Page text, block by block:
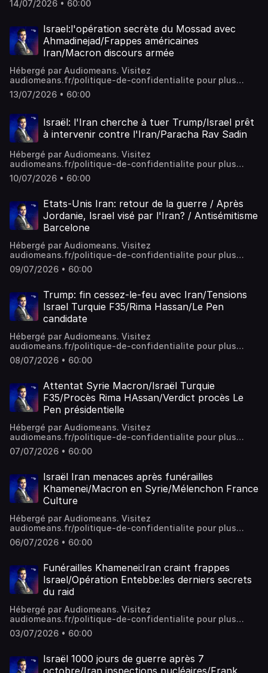
14/07/2026 • 60:00
Israel:l'opération secrète du Mossad avec
Ahmadinejad/Frappes américaines
Iran/Macron discours armée
Hébergé par Audiomeans. Visitez
audiomeans.fr/politique-de-confidentialite pour plus
d'informations.
13/07/2026 • 60:00
Israël: l'Iran cherche à tuer Trump/Israel prêt
à intervenir contre l'Iran/Paracha Rav Sadin
Hébergé par Audiomeans. Visitez
audiomeans.fr/politique-de-confidentialite pour plus
d'informations.
10/07/2026 • 60:00
Etats-Unis Iran: retour de la guerre / Après
Jordanie, Israel visé par l'Iran? / Antisémitisme
Barcelone
Hébergé par Audiomeans. Visitez
audiomeans.fr/politique-de-confidentialite pour plus
d'informations.
09/07/2026 • 60:00
Trump: fin cessez-le-feu avec Iran/Tensions
Israel Turquie F35/Rima Hassan/Le Pen
candidate
Hébergé par Audiomeans. Visitez
audiomeans.fr/politique-de-confidentialite pour plus
d'informations.
08/07/2026 • 60:00
Attentat Syrie Macron/Israël Turquie
F35/Procès Rima HAssan/Verdict procès Le
Pen présidentielle
Hébergé par Audiomeans. Visitez
audiomeans.fr/politique-de-confidentialite pour plus
d'informations.
07/07/2026 • 60:00
Israël Iran menaces après funérailles
Khamenei/Macron en Syrie/Mélenchon France
Culture
Hébergé par Audiomeans. Visitez
audiomeans.fr/politique-de-confidentialite pour plus
d'informations.
06/07/2026 • 60:00
Funérailles Khamenei:Iran craint frappes
Israel/Opération Entebbe:les derniers secrets
du raid
Hébergé par Audiomeans. Visitez
audiomeans.fr/politique-de-confidentialite pour plus
d'informations.
03/07/2026 • 60:00
Israël 1000 jours de guerre après 7
octobre/Iran inspections nucléaires/Frank